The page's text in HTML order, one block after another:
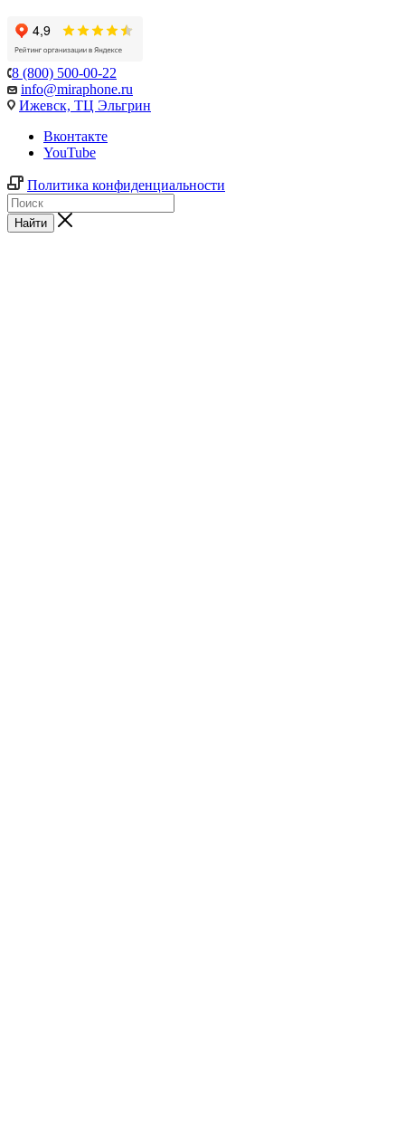
8 (800) 500-00-22
info@miraphone.ru
Ижевск, ТЦ Эльгрин
Вконтакте
YouTube
Политика конфиденциальности
Найти